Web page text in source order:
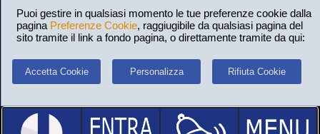
Puoi gestire in qualsiasi momento le tue preferenze cookie dalla
pagina Preferenze Cookie, raggiugibile da qualsiasi pagina del
sito tramite il link a fondo pagina, o direttamente tramite da qui:
Accetta Cookie Personalizza Rifiuta Cookie